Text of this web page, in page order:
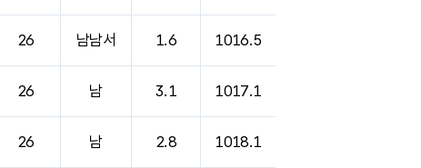
26 남남서 1.6 1016.5
26 남 3.1 1017.1
26 남 2.8 1018.1